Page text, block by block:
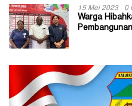
15 Mei 2023 0
Warga